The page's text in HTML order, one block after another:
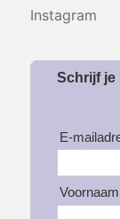
Instagram
Schrijf je
E-
Voornaam